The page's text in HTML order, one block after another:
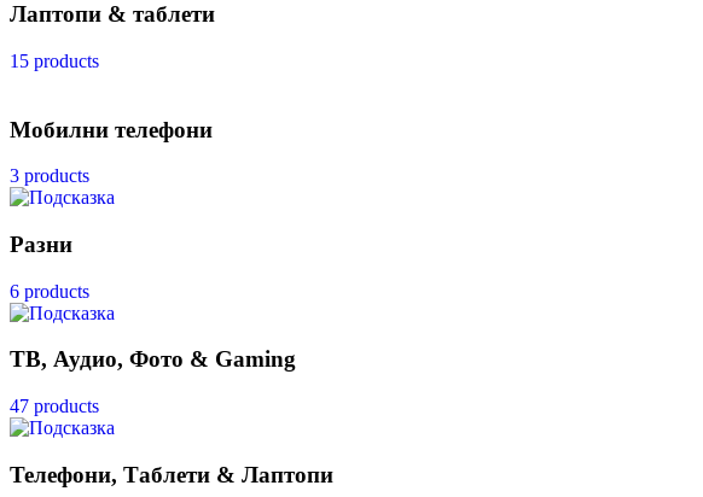
Лаптопи & таблети
15 products
Мобилни телефони
3 products
Разни
6 products
ТВ, Аудио, Фото & Gaming
47 products
Телефони, Таблети & Лаптопи